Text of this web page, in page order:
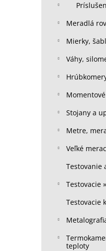
Meradlá
Mierky,
Váhy,
Stojany a
Metre,
Veľké
Testovanie
Testovacie
Testovacie
teploty